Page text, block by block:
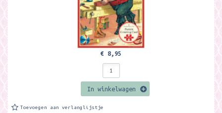
€ 8,95
In winkelwagen
Toevoegen aan verlanglijstje